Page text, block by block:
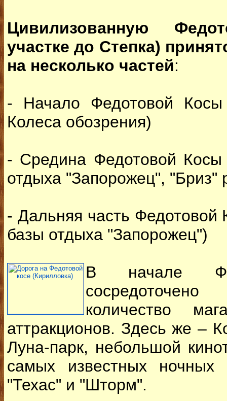
Цивилизованную
участке до Степка)
на несколько частей:
- Начало Федотовой
Колеса обозрения)
- Средина Федотовой
отдыха "Запорожец", "Бриз"
- Дальняя часть Федотовой
базы отдыха "Запорожец")
В начале
количество
аттракционов. Здесь же –
Луна-парк, небольшой
самых известных
"Техас" и "Шторм".